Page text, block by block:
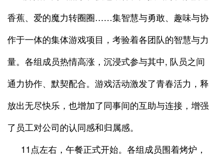
香蕉、爱的魔力转圈圈……集智慧与勇敢、趣味与协
作于一体的集体游戏项目，考验着各团队的智慧与力
量。各组成员热情高涨，沉浸式参与其中, 队员之间
通力协作、默契配合。游戏活动激发了青春活力，释
放出无尽快乐，也增加了同事间的互助与连接，增强
了员工对公司的认同感和归属感。
11点左右，午餐正式开始。各组成员围着烤炉，